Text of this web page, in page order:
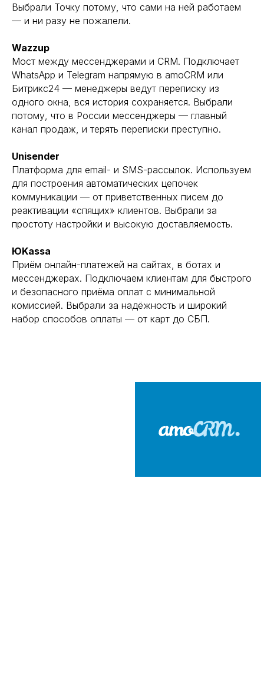
Выбрали Точку потому, что сами на ней работаем
— и ни разу не пожалели.
Wazzup
Мост между мессенджерами и CRM. Подключает
WhatsApp и Telegram напрямую в amoCRM или
Битрикс24 — менеджеры ведут переписку из
одного окна, вся история сохраняется. Выбрали
потому, что в России мессенджеры — главный
канал продаж, и терять переписки преступно.
Unisender
Платформа для email- и SMS-рассылок. Используем
для построения автоматических цепочек
коммуникации — от приветственных писем до
реактивации «спящих» клиентов. Выбрали за
простоту настройки и высокую доставляемость.
ЮKassa
Приём онлайн-платежей на сайтах, в ботах и
мессенджерах. Подключаем клиентам для быстрого
и безопасного приёма оплат с минимальной
комиссией. Выбрали за надёжность и широкий
набор способов оплаты — от карт до СБП.